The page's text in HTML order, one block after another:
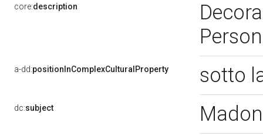
core:description
a-dd:positionInComplexCulturalProperty sotto
dc:subject